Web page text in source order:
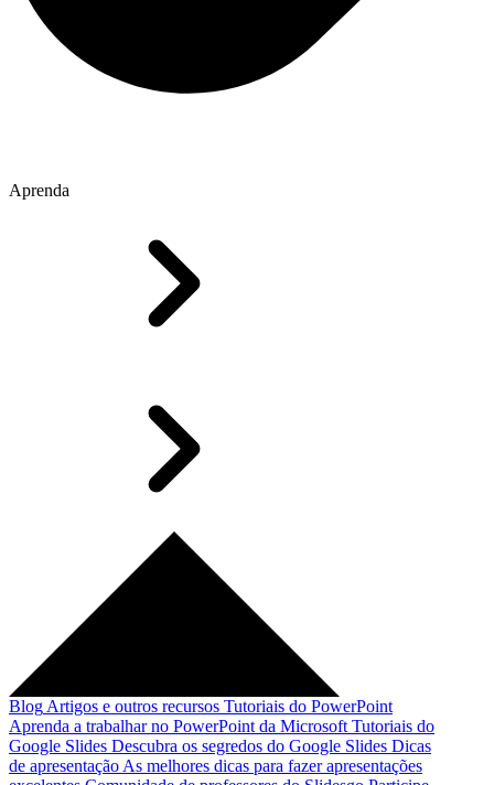
Aprenda
Blog Artigos e outros recursos Tutoriais do PowerPoint
Aprenda a trabalhar no PowerPoint da Microsoft Tutoriais do
Google Slides Descubra os segredos do Google Slides Dicas
de apresentação As melhores dicas para fazer apresentações